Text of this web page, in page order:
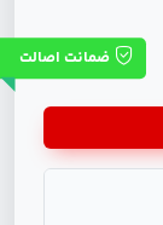
ضمانت اصالت